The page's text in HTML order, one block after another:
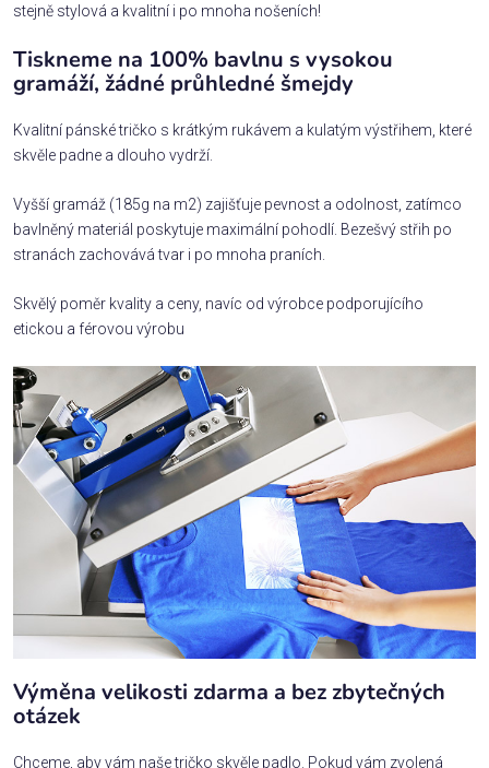
stejně stylová a kvalitní i po mnoha nošeních!
Tiskneme na 100% bavlnu s vysokou
gramáží, žádné průhledné šmejdy
Kvalitní pánské tričko s krátkým rukávem a kulatým výstřihem, které
skvěle padne a dlouho vydrží.
Vyšší gramáž (185g na m2) zajišťuje pevnost a odolnost, zatímco
bavlněný materiál poskytuje maximální pohodlí. Bezešvý střih po
stranách zachovává tvar i po mnoha praních.
Skvělý poměr kvality a ceny, navíc od výrobce podporujícího
etickou a férovou výrobu
Výměna velikosti zdarma a bez zbytečných
otázek
Chceme, aby vám naše tričko skvěle padlo. Pokud vám zvolená